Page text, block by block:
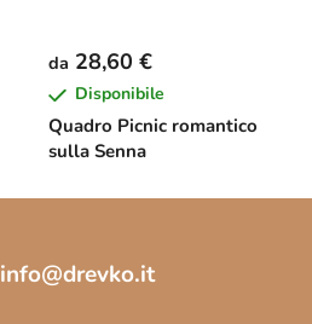
Quadro Picnic romantico
sulla Senna
da 28,60 €
Disponibile
info@drevko.it